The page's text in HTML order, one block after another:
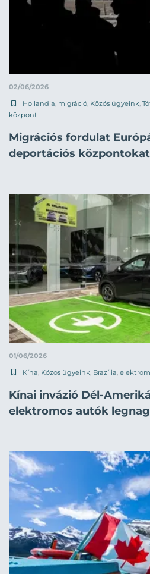
02/06/2026
Hollandia, migráció, Közös ügyeink,
központ
Migrációs fordulat
deportációs
01/06/2026
Kína, Közös ügyeink, Brazília,
Kínai invázió Dél-
elektromos autók